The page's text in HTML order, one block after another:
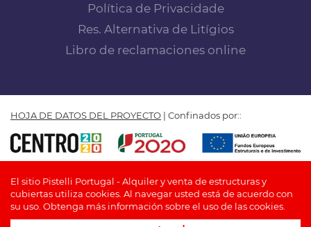
Política de Privacidade
Res. Alternativa de Litígios
Libro de reclamaciones online
PISTELLI PORTUGAL by Insuflar - Fabricación, comercio y
alquiler de cubiertas, Lda. © TODOS LOS DERECHOS
RESERVADOS
HOJA DE DATOS DEL PROYECTO | Confinados por::
El sitio Pistelli Portugal - Alquiler y venta de estructuras y
cubiertas utiliza cookies. Al navegar usted está de acuerdo con
su uso. Obtenga más información sobre el uso de las cookies.